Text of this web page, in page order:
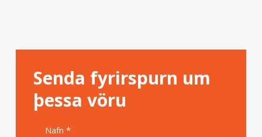
Senda fyrirspurn um
þessa vöru
Nafn *